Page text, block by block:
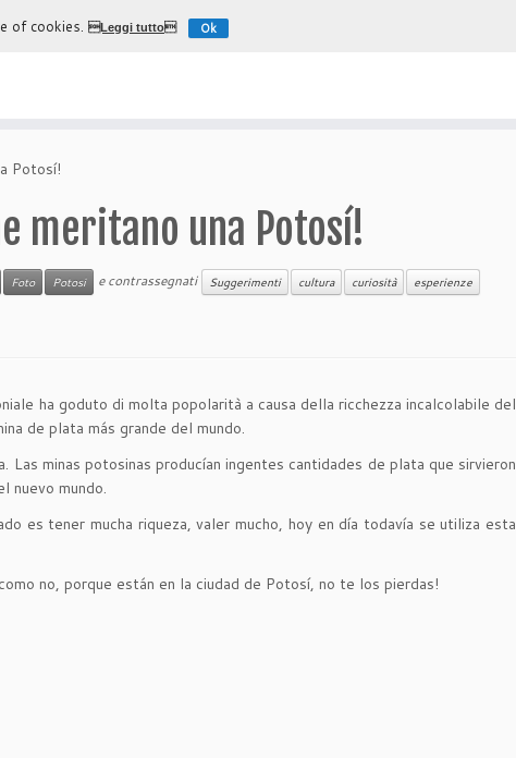
Potosí!
meritano una Potosí!
Foto Potosi e contrassegnati Suggerimenti cultura curiosità
esperienze
ha goduto di molta popolarità a causa della ricchezza incalcolabile del
de plata más grande del mundo.
Las minas potosinas producían ingentes cantidades de plata que sirvieron
nuevo mundo.
es tener mucha riqueza, valer mucho, hoy en día todavía se utiliza esta
no, porque están en la ciudad de Potosí, no te los pierdas!
of cookies.Leggi tutto Ok